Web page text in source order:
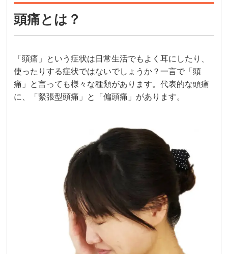
頭痛とは？
「頭痛」という症状は日常生活でもよく耳にしたり、
使ったりする症状ではないでしょうか？一言で「頭
痛」と言っても様々な種類があります。代表的な頭痛
に、「緊張型頭痛」と「偏頭痛」があります。